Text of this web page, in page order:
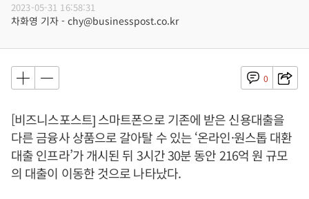
2023-05-31 16:58:31
차화영 기자 - chy@businesspost.co.kr
0
[비즈니스포스트] 스마트폰으로 기존에 받은 신용대출을
다른 금융사 상품으로 갈아탈 수 있는 ‘온라인·원스톱 대환
대출 인프라’가 개시된 뒤 3시간 30분 동안 216억 원 규모
의 대출이 이동한 것으로 나타났다.